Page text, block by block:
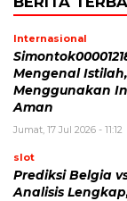
Internasional
Mengenal
Menggunakan
Aman
Jumat, 17 Jul 2026 - 11:12
slot
Prediksi Belgia
Analisis